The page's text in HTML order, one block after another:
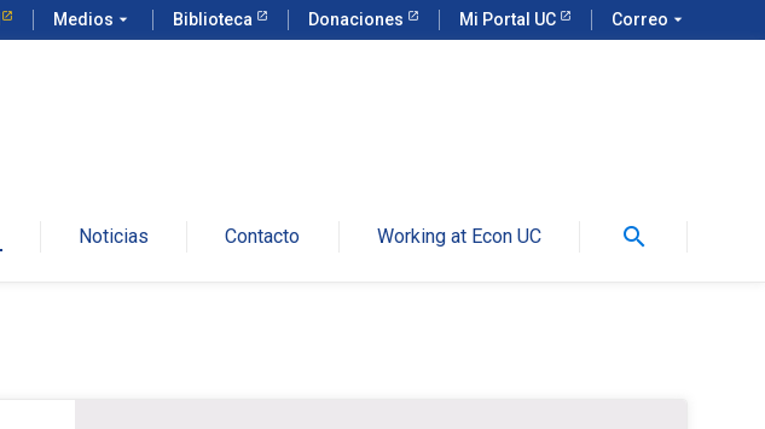
Medios arrow_drop_down Biblioteca Donaciones Mi Portal UC Correo arrow_drop_down
Noticias Contacto Working at Econ UC search